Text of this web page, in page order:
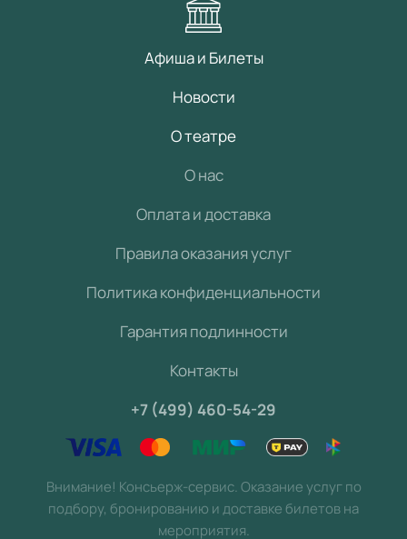
Афиша и Билеты
Новости
О театре
О нас
Оплата и доставка
Правила оказания услуг
Политика конфиденциальности
Гарантия подлинности
Контакты
+7 (499) 460-54-29
Внимание! Консьерж-сервис. Оказание услуг по
подбору, бронированию и доставке билетов на
мероприятия.